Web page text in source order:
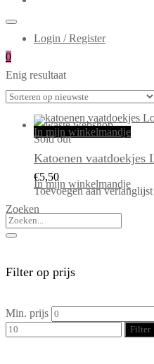
Login / Register
0
Enig resultaat
In mijn winkelmandje
Sold out
Katoenen vaatdoekjes
€5,50
In mijn winkelmandje
Toevoegen aan verlanglijst
Zoeken
Filter op prijs
Min. prijs
Filter